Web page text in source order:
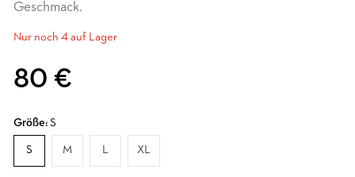
Geschmack.
Nur noch 4 auf Lager
80 €
Größe: S
S M L XL